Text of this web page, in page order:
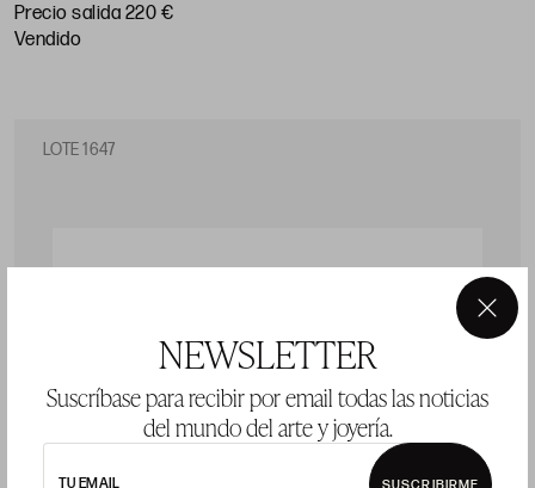
NEWSLETTER
Suscríbase para recibir por email todas las noticias
del mundo del arte y joyería.
TU EMAIL SUSCRIBIRME
×
Precio salida 220 €
vendido
LOTE 1647